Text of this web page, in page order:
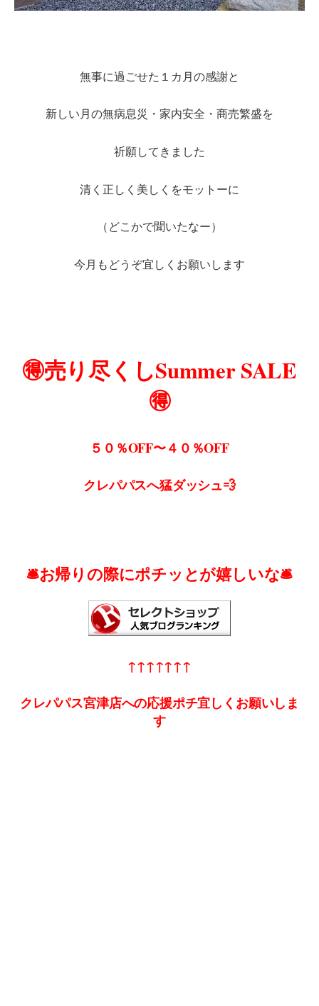
無事に過ごせた１カ月の感謝と
新しい月の無病息災・家内安全・商売繁盛を
祈願してきました
清く正しく美しくをモットーに
（どこかで聞いたなー）
今月もどうぞ宜しくお願いします
🉐売り尽くしSummer SALE
🉐
５０％OFF〜４０％OFF
クレパパスへ猛ダッシュ💨
🛎お帰りの際にポチッとが嬉しいな🛎
↑↑↑↑↑↑↑
クレパパス宮津店への応援ポチ宜しくお願いしま
す